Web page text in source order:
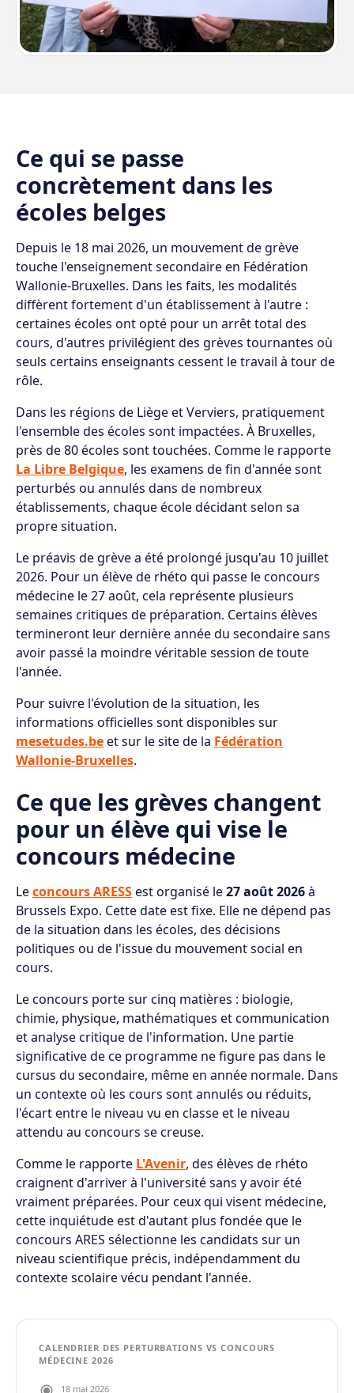
Ce qui se passe
concrètement dans les
écoles belges
Depuis le 18 mai 2026, un mouvement de grève
touche l'enseignement secondaire en Fédération
Wallonie-Bruxelles. Dans les faits, les modalités
diffèrent fortement d'un établissement à l'autre :
certaines écoles ont opté pour un arrêt total des
cours, d'autres privilégient des grèves tournantes où
seuls certains enseignants cessent le travail à tour de
rôle.
Dans les régions de Liège et Verviers, pratiquement
l'ensemble des écoles sont impactées. À Bruxelles,
près de 80 écoles sont touchées. Comme le rapporte
La Libre Belgique, les examens de fin d'année sont
perturbés ou annulés dans de nombreux
établissements, chaque école décidant selon sa
propre situation.
Le préavis de grève a été prolongé jusqu'au 10 juillet
2026. Pour un élève de rhéto qui passe le concours
médecine le 27 août, cela représente plusieurs
semaines critiques de préparation. Certains élèves
termineront leur dernière année du secondaire sans
avoir passé la moindre véritable session de toute
l'année.
Pour suivre l'évolution de la situation, les
informations officielles sont disponibles sur
mesetudes.beet sur le site de la Fédération
Wallonie-Bruxelles.
Ce que les grèves changent
pour un élève qui vise le
concours médecine
Leconcours ARESSest organisé le27 août 2026à
Brussels Expo. Cette date est fixe. Elle ne dépend pas
de la situation dans les écoles, des décisions
politiques ou de l'issue du mouvement social en
cours.
Le concours porte sur cinq matières : biologie,
chimie, physique, mathématiques et communication
et analyse critique de l'information. Une partie
significative de ce programme ne figure pas dans le
cursus du secondaire, même en année normale. Dans
un contexte où les cours sont annulés ou réduits,
l'écart entre le niveau vu en classe et le niveau
attendu au concours se creuse.
Comme le rapporte L'Avenir, des élèves de rhéto
craignent d'arriver à l'université sans y avoir été
vraiment préparées. Pour ceux qui visent médecine,
cette inquiétude est d'autant plus fondée que le
concours ARES sélectionne les candidats sur un
niveau scientifique précis, indépendamment du
contexte scolaire vécu pendant l'année.
CALENDRIER DES PERTURBATIONS VS CONCOURS
MÉDECINE 2026
18 mai 2026